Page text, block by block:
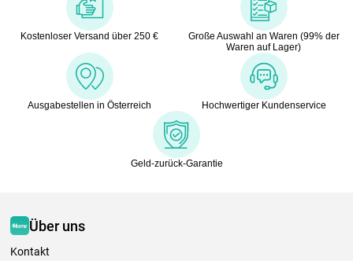
Kostenloser Versand über 250 €
Große Auswahl an Waren (99% der
Waren auf Lager)
Ausgabestellen in Österreich Hochwertiger Kundenservice
Geld-zurück-Garantie
Über uns
Kontakt